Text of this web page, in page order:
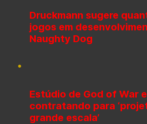
Druckmann sugere
jogos em
Naughty Dog
Estúdio de God of War
contratando para
grande escala’